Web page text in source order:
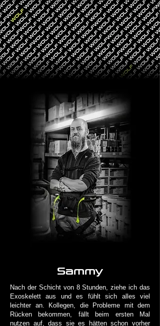
Sammy
Nach der Schicht von 8 Stunden, ziehe ich das
Exoskelett aus und es fühlt sich alles viel
leichter an. Kollegen, die Probleme mit dem
Rücken bekommen, fällt beim ersten Mal
nutzen auf, dass sie es hätten schon vorher